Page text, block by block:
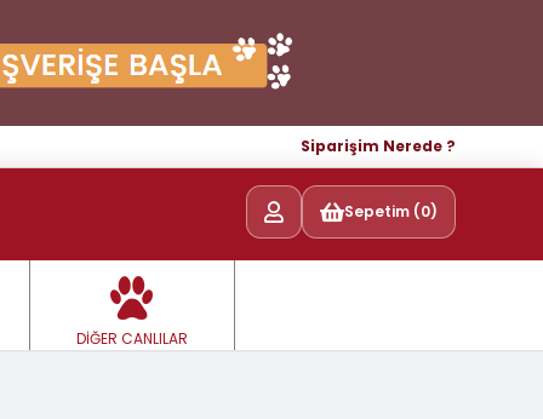
Siparişim Nerede ?
Sepetim (0)
DİĞER CANLILAR